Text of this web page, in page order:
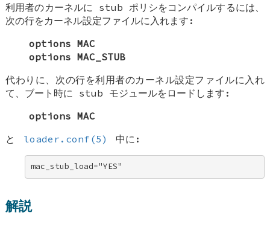
利用者のカーネルに stub ポリシをコンパイルするには、
次の行をカーネル設定ファイルに入れます:
options MAC
options MAC_STUB
代わりに、次の行を利用者のカーネル設定ファイルに入れ
て、ブート時に stub モジュールをロードします:
options MAC
と
loader.conf(5) 中に:
mac_stub_load="YES"
解説